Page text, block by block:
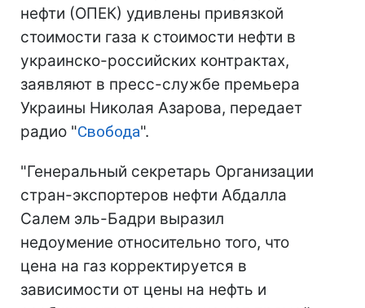
нефти (ОПЕК) удивлены привязкой
стоимости газа к стоимости нефти в
украинско-российских контрактах,
заявляют в пресс-службе премьера
Украины Николая Азарова, передает
радио "Свобода".
"Генеральный секретарь Организации
стран-экспортеров нефти Абдалла
Салем эль-Бадри выразил
недоумение относительно того, что
цена на газ корректируется в
зависимости от цены на нефть и